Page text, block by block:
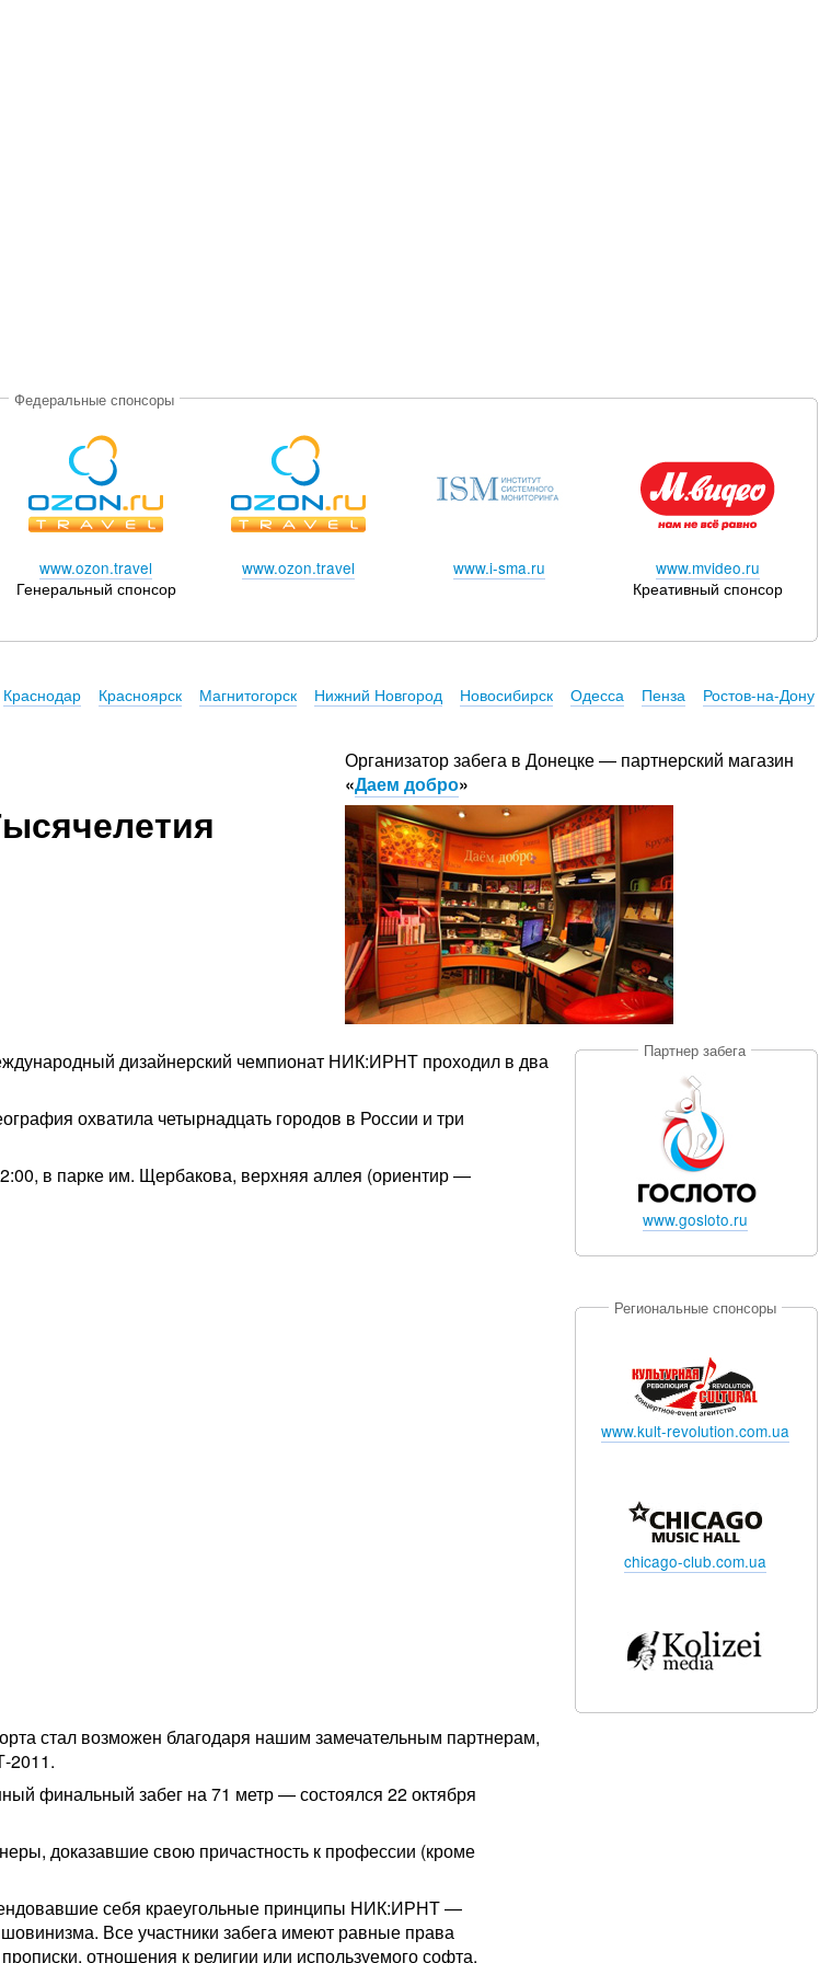
Федеральные спонсоры
www.ozon.travel
Генеральный спонсор
www.ozon.travel www.i-sma.ru
www.mvideo.ru
Креативный спонсор
Краснодар Красноярск Магнитогорск Нижний Новгород Новосибирск Одесса Пенза
Ростов-на-Дону
Организатор забега в Донецке — партнерский магазин
«Даем добро»
дизайнерский чемпионат НИК:ИРНТ проходил в два
охватила четырнадцать городов в России и три
в парке им. Щербакова, верхняя аллея (ориентир —
стал возможен благодаря нашим замечательным партнерам,
2011.
финальный забег на 71 метр — состоялся 22 октября
доказавшие свою причастность к профессии (кроме
себя краеугольные принципы НИК:ИРНТ —
Все участники забега имеют равные права
отношения к религии или используемого софта.
Партнер забега
www.gosloto.ru
Региональные спонсоры
www.kult-revolution.com.ua
chicago-club.com.ua